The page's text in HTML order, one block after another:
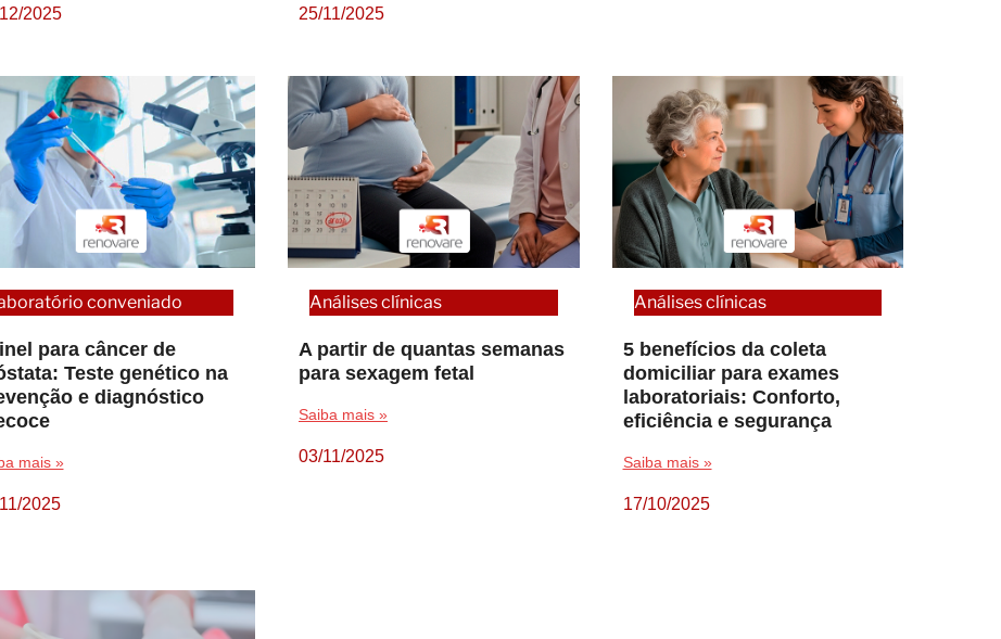
2025 25/11/2025
conveniado
para câncer de
Teste genético na
e diagnóstico
mais »
2025
Análises clínicas
A partir de quantas semanas
para sexagem fetal
Saiba mais »
03/11/2025
Análises clínicas
5 benefícios da coleta
domiciliar para exames
laboratoriais: Conforto,
eficiência e segurança
Saiba mais »
17/10/2025